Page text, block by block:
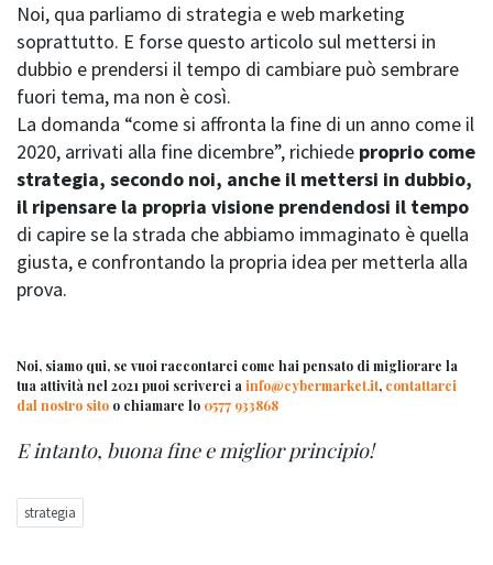
Noi, qua parliamo di strategia e web marketing
soprattutto. E forse questo articolo sul mettersi in
dubbio e prendersi il tempo di cambiare può sembrare
fuori tema, ma non è così.
La domanda “come si affronta la fine di un anno come il
2020, arrivati alla fine dicembre”, richiede proprio come
strategia, secondo noi, anche il mettersi in dubbio,
il ripensare la propria visione prendendosi il tempo
di capire se la strada che abbiamo immaginato è quella
giusta, e confrontando la propria idea per metterla alla
prova.
Noi, siamo qui, se vuoi raccontarci come hai pensato di migliorare la
tua attività nel 2021 puoi scriverci ainfo@cybermarket.it, contattarci
dal nostro sito o chiamare lo 0577 933868
E intanto, buona fine e miglior principio!
strategia